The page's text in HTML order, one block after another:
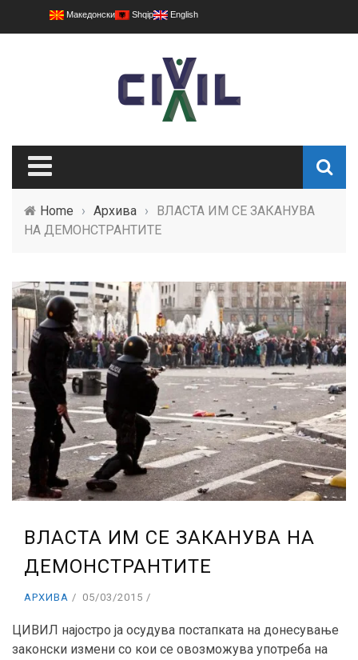
Македонски Shqip English
Home › Архива ›
ВЛАСТА ИМ СЕ ЗАКАНУВА
НА ДЕМОНСТРАНТИТЕ
ВЛАСТА ИМ СЕ ЗАКАНУВА НА
ДЕМОНСТРАНТИТЕ
АРХИВА 05/03/2015
ЦИВИЛ најостро ја осудува постапката на донесување
законски измени со кои се овозможува употреба на